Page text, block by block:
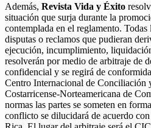
Además, Revista Vida y Éxito
situación que surja durante la
contemplada en el reglamento.
disputas o reclamos que pudieran
ejecución, incumplimiento,
resolverán por medio de arbitraje de
confidencial y se regirá de
Centro Internacional de Conciliación
Costarricense-Norteamericana de
normas las partes se someten en
conflicto se dilucidará de acuerdo